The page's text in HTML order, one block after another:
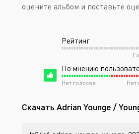
оцените альбом и поставьте
Рейтинг
По мнению
Нет голосов Нет
Скачать Adrian Younge /